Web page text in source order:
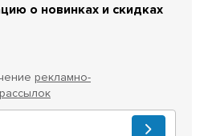
о новинках и скидках
рекламно-